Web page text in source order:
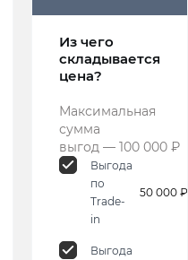
Из чего
складывается
цена?
Максимальная
сумма
выгод — 100 000 ₽
Выгода
по
Trade-
in
50 000 ₽
Выгода